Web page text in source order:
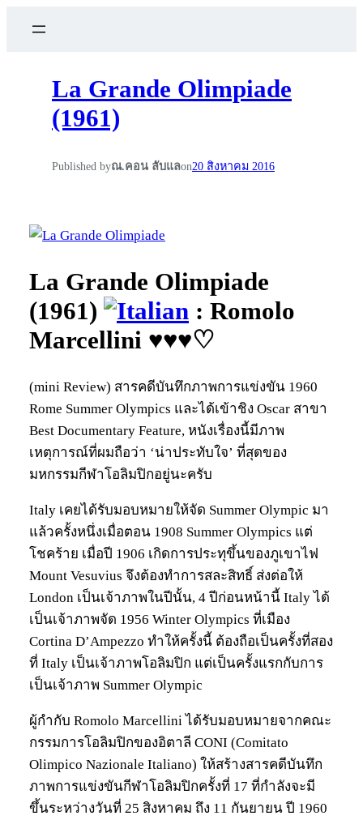
La Grande Olimpiade
(1961)
Published byณ.คอน ลับแลon20 สิงหาคม 2016
La Grande Olimpiade
(1961)
: Romolo
Marcellini ♥♥♥♡
(mini Review) สารคดีบันทึกภาพการแข่งขัน 1960
Rome Summer Olympics และได้เข้าชิง Oscar สาขา
Best Documentary Feature, หนังเรื่องนี้มีภาพ
เหตุการณ์ที่ผมถือว่า ‘น่าประทับใจ’ ที่สุดของ
มหกรรมกีฬาโอลิมปิกอยู่นะครับ
Italy เคยได้รับมอบหมายให้จัด Summer Olympic มา
แล้วครั้งหนึ่งเมื่อตอน 1908 Summer Olympics แต่
โชคร้าย เมื่อปี 1906 เกิดการประทุขึ้นของภูเขาไฟ
Mount Vesuvius จึงต้องทำการสละสิทธิ์ ส่งต่อให้
London เป็นเจ้าภาพในปีนั้น, 4 ปีก่อนหน้านี้ Italy ได้
เป็นเจ้าภาพจัด 1956 Winter Olympics ที่เมือง
Cortina D’Ampezzo ทำให้ครั้งนี้ ต้องถือเป็นครั้งที่สอง
ที่ Italy เป็นเจ้าภาพโอลิมปิก แต่เป็นครั้งแรกกับการ
เป็นเจ้าภาพ Summer Olympic
ผู้กำกับ Romolo Marcellini ได้รับมอบหมายจากคณะ
กรรมการโอลิมปิกของอิตาลี CONI (Comitato
Olimpico Nazionale Italiano) ให้สร้างสารคดีบันทึก
ภาพการแข่งขันกีฬาโอลิมปิกครั้งที่ 17 ที่กำลังจะมี
ขึ้นระหว่างวันที่ 25 สิงหาคม ถึง 11 กันยายน ปี 1960